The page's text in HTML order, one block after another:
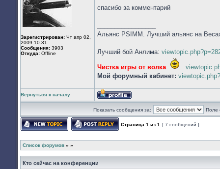
Зарегистрирован: Чт апр 02,
2009 10:31
Сообщения: 3903
Откуда: Offline
спасибо за комментарий
Альянс PSIMM. Лучший альянс на
Лучший бой Анлима:
Чистка игры от волка
Мой форумный кабинет:
Вернуться к началу
Профиль
Показать сообщения за:
Поле
Страница 1 из 1 [ 7 сообщений ]
Список форумов » »
Кто сейчас на конференции